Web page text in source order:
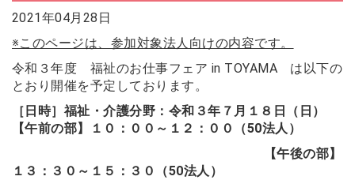
会員交流事業を更新しました。
2026年07月10日
ソウェルクラブ
その他の会員情報サービスを更新しま
2026年07月06日
福祉カレッジ
№29 強度行動障害支援者養成研修（基
礎研修）の募集を開始しました。
2021年04月28日
※このページは、参加対象法人向けの内容です。
令和３年度 福祉のお仕事フェア in TOYAMA は以下の
とおり開催を予定しております。
［日時］福祉・介護分野：令和３年７月１８日（日）
【午前の部】１０：００～１２：００（50法人）
【午後の部】
１３：３０～１５：３０（50法人）